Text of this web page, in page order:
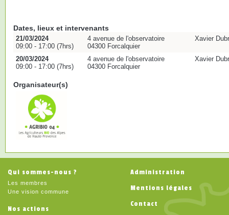
Dates, lieux et intervenants
21/03/2024
09:00 - 17:00 (7hrs)
4 avenue de l'observatoire
04300 Forcalquier
Xavier
20/03/2024
09:00 - 17:00 (7hrs)
4 avenue de l'observatoire
04300 Forcalquier
Xavier
Organisateur(s)
Qui sommes-nous ?
Les membres
Une vision commune
Nos actions
Administration
Mentions légales
Contact